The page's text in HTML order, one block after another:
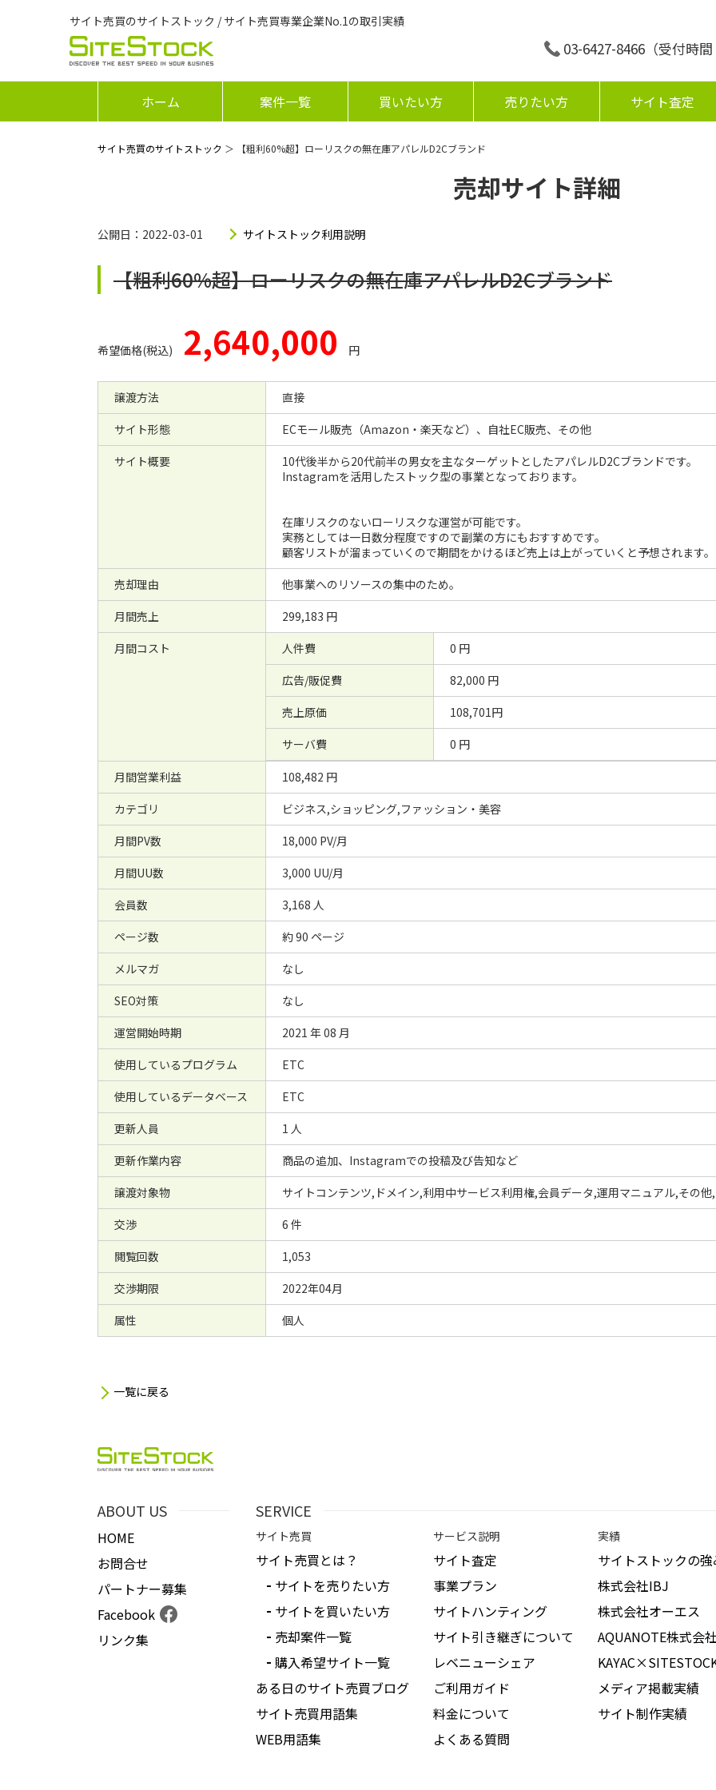
サイト売買のサイトストック / サイト売買専業企業No.1の取引実績
03-6427-8466 （受付時
ホーム 案件一覧 買いたい方 売りたい方 サイト査定
サイト売買のサイトストック ＞ 【粗利60%超】ローリスクの無在庫アパレルD2Cブランド
売却サイト詳細
公開日：2022-03-01 サイトストック利用説明
【粗利60%超】ローリスクの無在庫アパレルD2Cブランド
希望価格(税込) 2,640,000 円
譲渡方法
直接
サイト形態
ECモール販売（Amazon・楽天など）、自社EC販売、その他
サイト概要
10代後半から20代前半の男女を主なターゲットとしたアパレルD2Cブランドです。
Instagramを活用したストック型の事業となっております。
在庫リスクのないローリスクな運営が可能です。
実務としては一日数分程度ですので副業の方にもおすすめです。
顧客リストが溜まっていくので期間をかけるほど売上は上がっていくと予想されます。
売却理由
他事業へのリソースの集中のため。
月間売上
299,183 円
月間コスト
人件費
0 円
広告/販促費
82,000 円
売上原価
108,701円
サーバ費
0 円
月間営業利益
108,482 円
カテゴリ
ビジネス,ショッピング,ファッション・美容
月間PV数
18,000 PV/月
月間UU数
3,000 UU/月
会員数
3,168 人
ページ数
約 90 ページ
メルマガ
なし
SEO対策
なし
運営開始時期
2021 年 08 月
使用しているプログラム
ETC
使用しているデータベース
ETC
更新人員
1 人
更新作業内容
商品の追加、Instagramでの投稿及び告知など
譲渡対象物
サイトコンテンツ,ドメイン,利用中サービス利用権,会員データ,運用マニュアル,その
交渉
6 件
閲覧回数
1,053
交渉期限
2022年04月
属性
個人
一覧に戻る
ABOUT US
HOME
お問合せ
パートナー募集
Facebook
リンク集
SERVICE
サイト売買
サイト売買とは？
サイトを売りたい方
サイトを買いたい方
売却案件一覧
購入希望サイト一覧
ある日のサイト売買ブログ
サイト売買用語集
WEB用語集
サービス説明
サイト査定
事業プラン
サイトハンティング
サイト引き継ぎについて
レベニューシェア
ご利用ガイド
料金について
よくある質問
実績
サイトストックの強
株式会社IBJ
株式会社オーエス
AQUANOTE株式会社
メディア掲載実績
サイト制作実績